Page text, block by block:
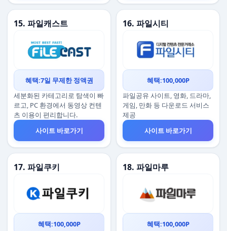
15. 파일캐스트
혜택:7일 무제한 정액권
세분화된 카테고리로 탐색이 빠
르고, PC 환경에서 동영상 컨텐
츠 이용이 편리합니다.
사이트 바로가기
16. 파일시티
혜택:100,000P
파일공유 사이트, 영화, 드라마,
게임, 만화 등 다운로드 서비스
제공
사이트 바로가기
17. 파일쿠키
혜택:100,000P
18. 파일마루
혜택:100,000P